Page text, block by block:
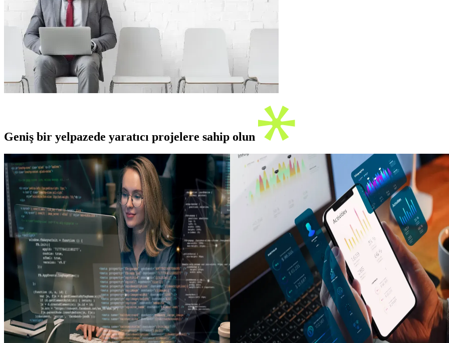
Geniş bir yelpazede yaratıcı projelere sahip olun